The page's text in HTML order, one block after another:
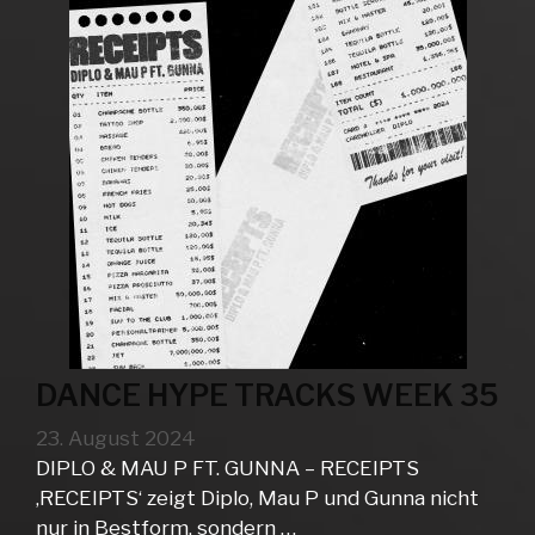
DANCE HYPE TRACKS WEEK 35
23. August 2024
DIPLO & MAU P FT. GUNNA – RECEIPTS
‚RECEIPTS‘ zeigt Diplo, Mau P und Gunna nicht
nur in Bestform, sondern …